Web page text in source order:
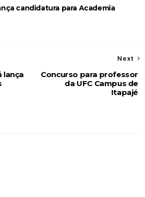
candidatura para Academia
Next
Concurso para professor
da UFC Campus de
Itapajé
lança